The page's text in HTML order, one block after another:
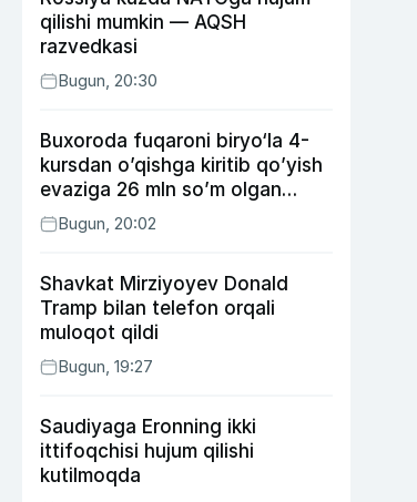
qilishi mumkin — AQSH
razvedkasi
Bugun, 20:30
Buxoroda fuqaroni biryo‘la 4-
kursdan o’qishga kiritib qo’yish
evaziga 26 mln so’m olgan
shaxs ushlandi
Bugun, 20:02
Shavkat Mirziyoyev Donald
Tramp bilan telefon orqali
muloqot qildi
Bugun, 19:27
Saudiyaga Eronning ikki
ittifoqchisi hujum qilishi
kutilmoqda